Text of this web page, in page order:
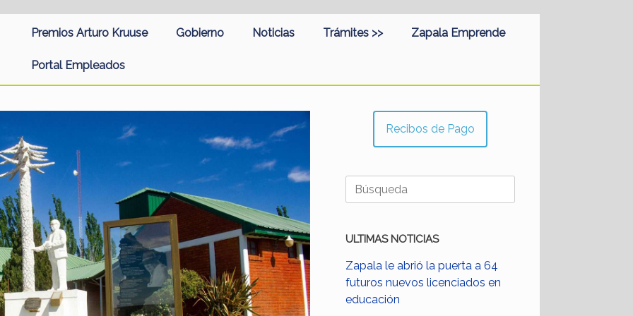
Premios Arturo Kruuse Gobierno Noticias Trámites >> Zapala Emprende
Portal Empleados
Recibos de Pago
Buscar:
ULTIMAS NOTICIAS
Zapala le abrió la puerta a 64
futuros nuevos licenciados en
educación